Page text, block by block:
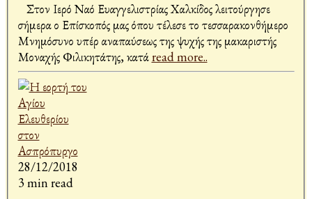
Στον Ιερό Ναό Ευαγγελιστρίας Χαλκίδος λειτούργησε
σήμερα ο Επίσκοπός μας όπου τέλεσε το τεσσαρακονθήμερο
Μνημόσυνο υπέρ αναπαύσεως της ψυχής της μακαριστής
Μοναχής Φιλικητάτης, κατάread more..
28/12/2018
3 min read